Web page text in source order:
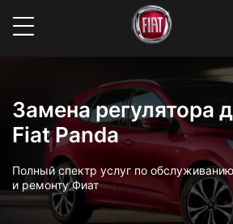
Замена регулятора
Fiat Panda
Полный спектр услуг по
и ремонту Фиат